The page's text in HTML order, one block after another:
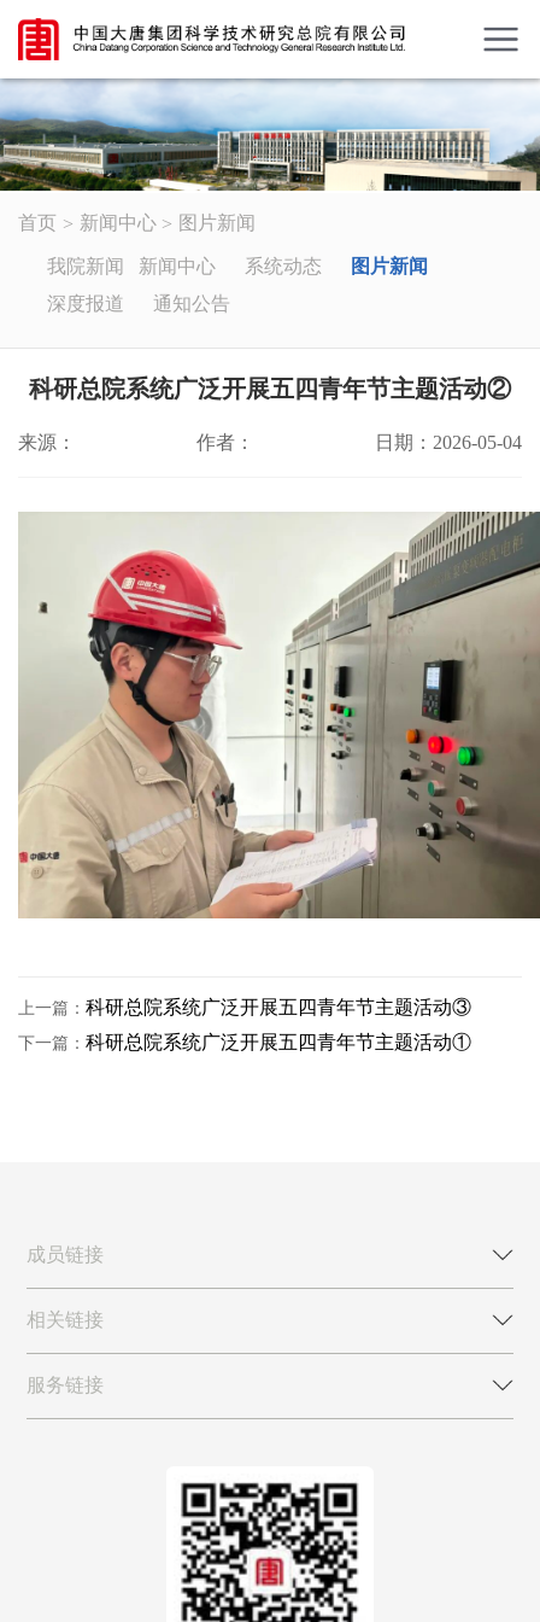
首页 新闻中心 图片新闻
我院新闻 新闻中心 系统动态
图片新闻
深度报道
通知公告
科研总院系统广泛开展五四青年节主题活动②
来源： 作者： 日期：2026-05-04
上一篇： 科研总院系统广泛开展五四青年节主题活动③
下一篇： 科研总院系统广泛开展五四青年节主题活动①
成员链接
相关链接
服务链接